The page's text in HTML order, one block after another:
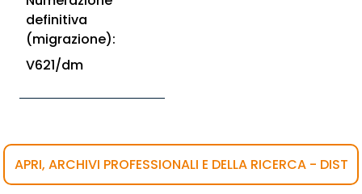
definitiva
(migrazione):
V621/dm
APRI, ARCHIVI PROFESSIONALI E DELLA RICERCA - DIST